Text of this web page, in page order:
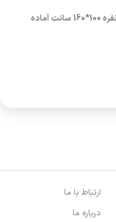
این سفره ها بصورت استاندارد در سایز 6 نفره 100*160 سانت آماده
ارتباط با ما
درباره ما